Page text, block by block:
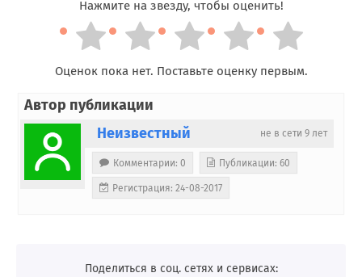
Нажмите на звезду, чтобы оценить!
Оценок пока нет. Поставьте оценку первым.
Автор публикации
не в сети 9 лет
Неизвестный
Комментарии: 0 Публикации: 60
Регистрация: 24-08-2017
Поделиться в соц. сетях и сервисах: